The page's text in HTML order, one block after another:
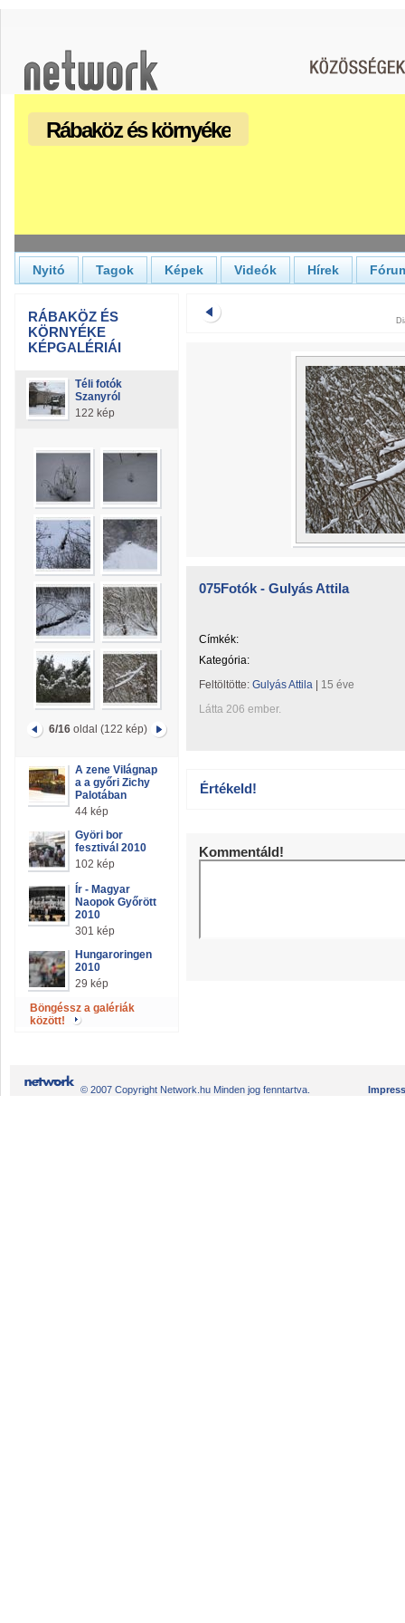
Rábaköz és környéke
Nyitó Tagok Képek Videók Hírek
RÁBAKÖZ ÉS
KÖRNYÉKE
KÉPGALÉRIÁI
Téli fotók
Szanyról
122 kép
6/16oldal (122 kép)
A zene Világnap
a a győri Zichy
Palotában
44 kép
Györi bor
fesztivál 2010
102 kép
Ír - Magyar
Naopok Győrött
2010
301 kép
Hungaroringen
2010
29 kép
Böngéssz a galériák
között!
075Fotók - Gulyás Attila
Címkék:
Kategória:
Feltöltötte: Gulyás Attila
15 éve
Látta 206 ember.
Értékeld!
Kommentáld!
© 2007 Copyright Network.hu Minden jog fenntartva.